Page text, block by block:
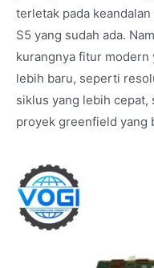
terletak pada
S5 yang sudah ada.
kurangnya fitur modern
lebih baru, seperti
siklus yang lebih
proyek greenfield yang